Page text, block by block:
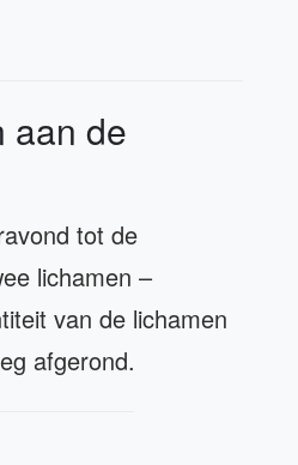
aan de
tot de
lichamen –
van de lichamen
afgerond.